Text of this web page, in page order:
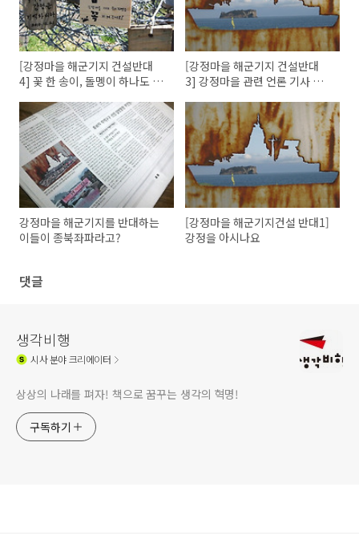
[강정마을 해군기지 건설반대
4] 꽃 한 송이, 돌멩이 하나도 건
[강정마을 해군기지 건설반대
3] 강정마을 관련 언론 기사 모
강정마을 해군기지를 반대하는
이들이 종북좌파라고?
[강정마을 해군기지건설 반대1]
강정을 아시나요
댓글
생각비행
시사분야 크리에이터
상상의 나래를 펴자! 책으로 꿈꾸는 생각의 혁명!
구독하기